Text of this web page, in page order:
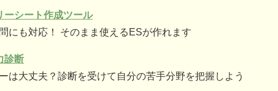
ーシート作成ツール
にも対応！ そのまま使えるESが作れます
診断
は大丈夫？診断を受けて自分の苦手分野を把握しよう